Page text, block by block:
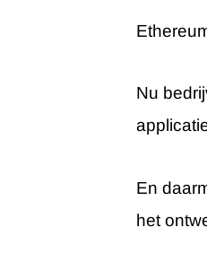
Nu
En
het